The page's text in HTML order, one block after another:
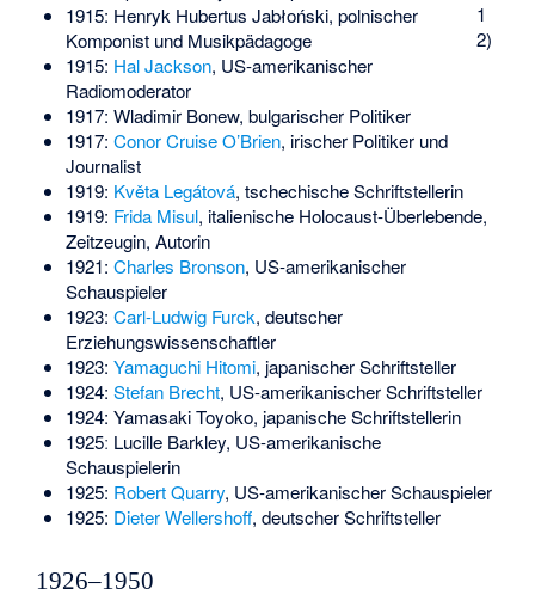
1
2)
1915: Henryk Hubertus Jabłoński, polnischer
Komponist und Musikpädagoge
1915: Hal Jackson, US-amerikanischer
Radiomoderator
1917: Wladimir Bonew, bulgarischer Politiker
1917: Conor Cruise O’Brien, irischer Politiker und
Journalist
1919: Květa Legátová, tschechische Schriftstellerin
1919: Frida Misul, italienische Holocaust-Überlebende,
Zeitzeugin, Autorin
1921: Charles Bronson, US-amerikanischer
Schauspieler
1923: Carl-Ludwig Furck, deutscher
Erziehungswissenschaftler
1923: Yamaguchi Hitomi, japanischer Schriftsteller
1924: Stefan Brecht, US-amerikanischer Schriftsteller
1924: Yamasaki Toyoko, japanische Schriftstellerin
1925ː Lucille Barkley, US-amerikanische
Schauspielerin
1925: Robert Quarry, US-amerikanischer Schauspieler
1925: Dieter Wellershoff, deutscher Schriftsteller
1926–1950